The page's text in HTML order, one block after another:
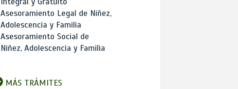
Asesoramiento Legal de Niñez,
Adolescencia y Familia
Asesoramiento Social de
Niñez, Adolescencia y Familia
MÁS TRÁMITES